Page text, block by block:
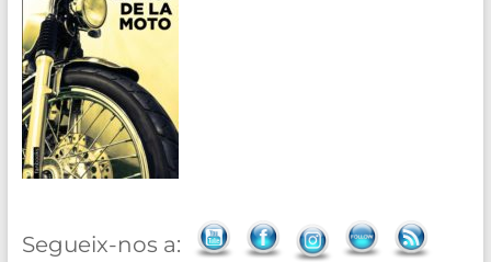
Segueix-nos a: